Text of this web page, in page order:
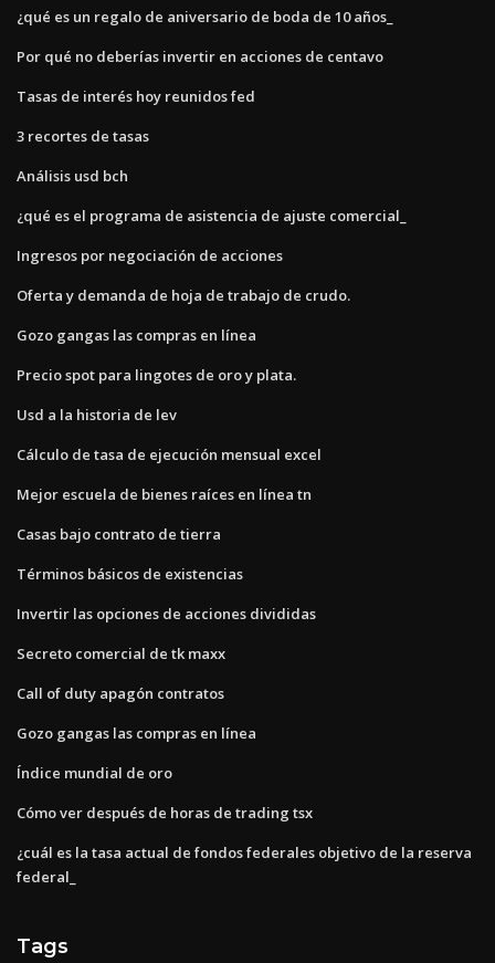
¿qué es un regalo de aniversario de boda de 10 años_
Por qué no deberías invertir en acciones de centavo
Tasas de interés hoy reunidos fed
3 recortes de tasas
Análisis usd bch
¿qué es el programa de asistencia de ajuste comercial_
Ingresos por negociación de acciones
Oferta y demanda de hoja de trabajo de crudo.
Gozo gangas las compras en línea
Precio spot para lingotes de oro y plata.
Usd a la historia de lev
Cálculo de tasa de ejecución mensual excel
Mejor escuela de bienes raíces en línea tn
Casas bajo contrato de tierra
Términos básicos de existencias
Invertir las opciones de acciones divididas
Secreto comercial de tk maxx
Call of duty apagón contratos
Gozo gangas las compras en línea
Índice mundial de oro
Cómo ver después de horas de trading tsx
¿cuál es la tasa actual de fondos federales objetivo de la reserva
federal_
Tags